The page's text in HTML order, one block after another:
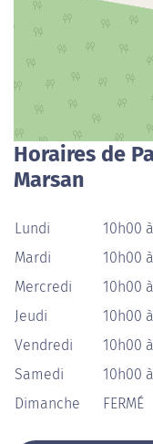
Horaires de
Marsan
Lundi
10h00
Mardi
10h00
Mercredi
10h00
Jeudi
10h00
Vendredi
10h00
Samedi
10h00
Dimanche
FERMÉ